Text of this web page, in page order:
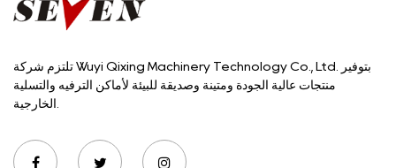
تلتزم شركة Wuyi Qixing Machinery Technology Co., Ltd. بتوفير
منتجات عالية الجودة ومتينة وصديقة للبيئة لأماكن الترفيه والتسلية